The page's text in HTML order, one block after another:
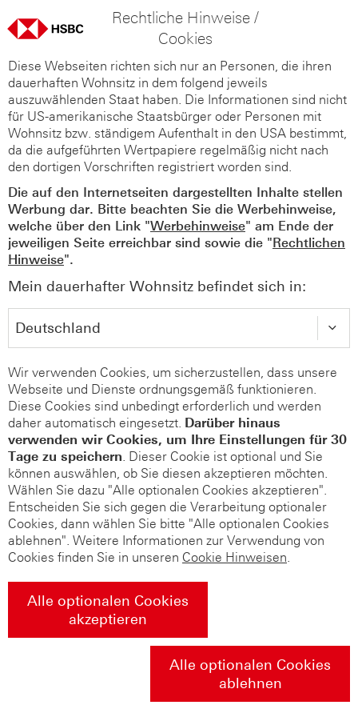
Rechtliche Hinweise /
Cookies
Diese Webseiten richten sich nur an Personen, die ihren
dauerhaften Wohnsitz in dem folgend jeweils
auszuwählenden Staat haben. Die Informationen sind nicht
für US-amerikanische Staatsbürger oder Personen mit
Wohnsitz bzw. ständigem Aufenthalt in den USA bestimmt,
da die aufgeführten Wertpapiere regelmäßig nicht nach
den dortigen Vorschriften registriert worden sind.
Die auf den Internetseiten dargestellten Inhalte stellen
Werbung dar. Bitte beachten Sie die Werbehinweise,
welche über den Link "Werbehinweise" am Ende der
jeweiligen Seite erreichbar sind sowie die "Rechtlichen
Hinweise".
Mein dauerhafter Wohnsitz befindet sich in:
Wir verwenden Cookies, um sicherzustellen, dass unsere
Webseite und Dienste ordnungsgemäß funktionieren.
Diese Cookies sind unbedingt erforderlich und werden
daher automatisch eingesetzt. Darüber hinaus
verwenden wir Cookies, um Ihre Einstellungen für 30
Tage zu speichern. Dieser Cookie ist optional und Sie
können auswählen, ob Sie diesen akzeptieren möchten.
Wählen Sie dazu "Alle optionalen Cookies akzeptieren".
Entscheiden Sie sich gegen die Verarbeitung optionaler
Cookies, dann wählen Sie bitte "Alle optionalen Cookies
ablehnen". Weitere Informationen zur Verwendung von
Cookies finden Sie in unseren Cookie Hinweisen.
Alle optionalen Cookies
akzeptieren
Alle optionalen Cookies
ablehnen